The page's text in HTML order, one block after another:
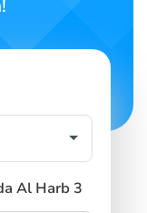
Al Harb 3